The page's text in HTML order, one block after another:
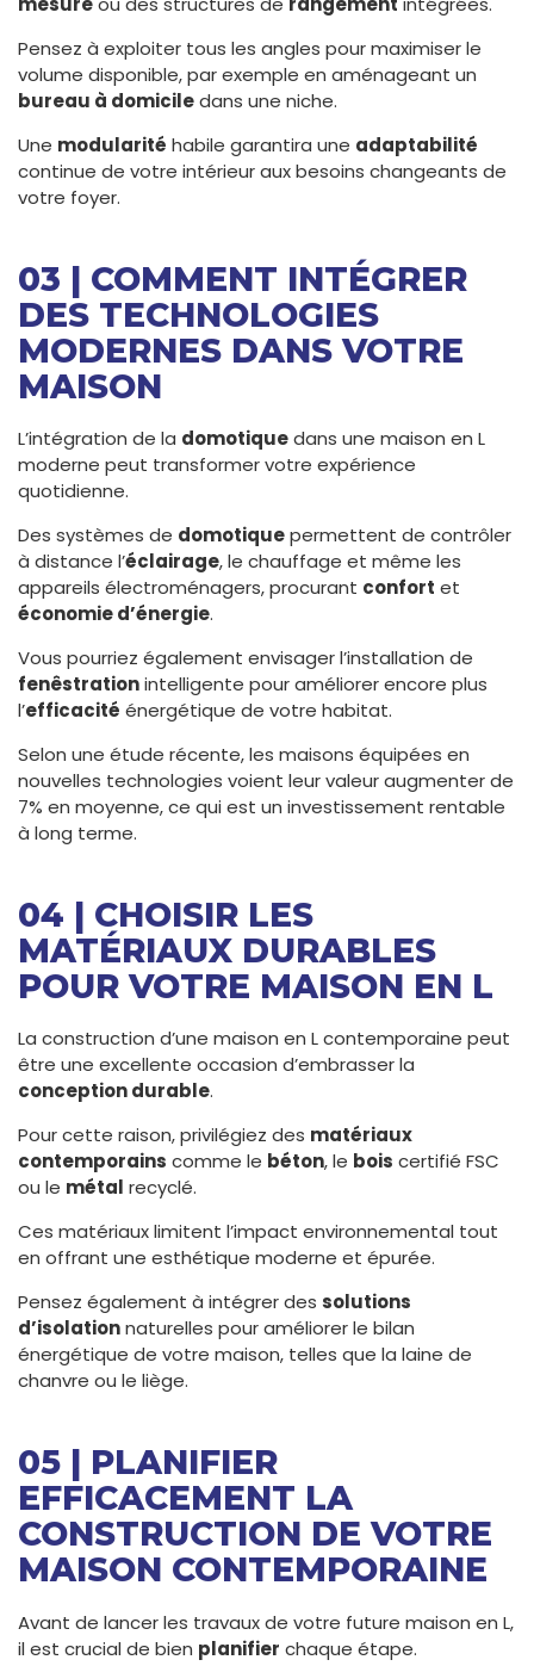
Pensez à exploiter tous les angles pour maximiser le
volume disponible, par exemple en aménageant un
bureau à domiciledans une niche.
Une modularité habile garantira une adaptabilité
continue de votre intérieur aux besoins changeants de
votre foyer.
03 | COMMENT INTÉGRER
DES TECHNOLOGIES
MODERNES DANS VOTRE
MAISON
L’intégration de la domotiquedans une maison en L
moderne peut transformer votre expérience
quotidienne.
Des systèmes de domotiquepermettent de contrôler
à distance l’éclairage, le chauffage et même les
appareils électroménagers, procurant confort et
économie d’énergie.
Vous pourriez également envisager l’installation de
fenêstrationintelligente pour améliorer encore plus
l’efficacité énergétique de votre habitat.
Selon une étude récente, les maisons équipées en
nouvelles technologies voient leur valeur augmenter de
7% en moyenne, ce qui est un investissement rentable
à long terme.
04 | CHOISIR LES
MATÉRIAUX DURABLES
POUR VOTRE MAISON EN L
La construction d’une maison en L contemporaine peut
être une excellente occasion d’embrasser la
conception durable.
Pour cette raison, privilégiez des matériaux
contemporains comme le béton, le bois certifié FSC
ou le métal recyclé.
Ces matériaux limitent l’impact environnemental tout
en offrant une esthétique moderne et épurée.
Pensez également à intégrer des solutions
d’isolationnaturelles pour améliorer le bilan
énergétique de votre maison, telles que la laine de
chanvre ou le liège.
05 | PLANIFIER
EFFICACEMENT LA
CONSTRUCTION DE VOTRE
MAISON CONTEMPORAINE
Avant de lancer les travaux de votre future maison en L,
il est crucial de bien planifier chaque étape.